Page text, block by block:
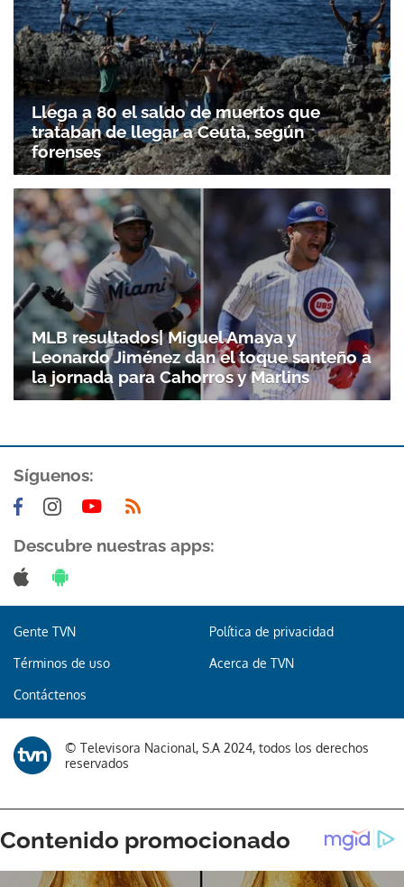
Gracias por suscribirte a nuestro boletín.
Llega a 80 el saldo de muertos que
trataban de llegar a Ceuta, según
forenses
MLB resultados| Miguel Amaya y
Leonardo Jiménez dan el toque santeño a
la jornada para Cahorros y Marlins
Síguenos:
Descubre nuestras apps:
Gente TVN Política de privacidad
Términos de uso Acerca de TVN
Contáctenos
© Televisora Nacional, S.A 2024, todos los derechos
reservados